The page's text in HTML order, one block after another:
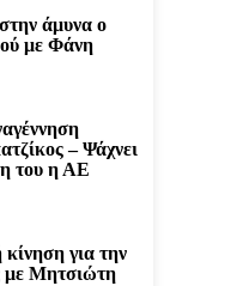
άμυνα ο
με Φάνη
– Ψάχνει
του η ΑΕ
για την
με Μητσιώτη